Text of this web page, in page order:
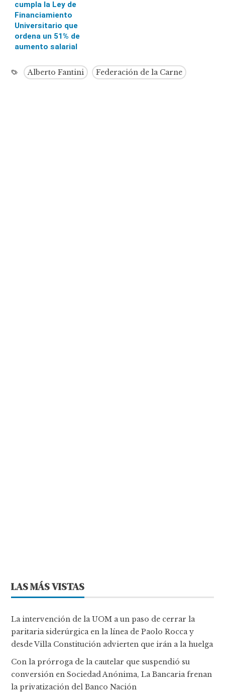
cumpla la Ley de
Financiamiento
Universitario que
ordena un 51% de
aumento salarial
Alberto Fantini Federación de la Carne
LAS MÁS VISTAS
La intervención de la UOM a un paso de cerrar la
paritaria siderúrgica en la línea de Paolo Rocca y
desde Villa Constitución advierten que irán a la huelga
Con la prórroga de la cautelar que suspendió su
conversión en Sociedad Anónima, La Bancaria frenan
la privatización del Banco Nación